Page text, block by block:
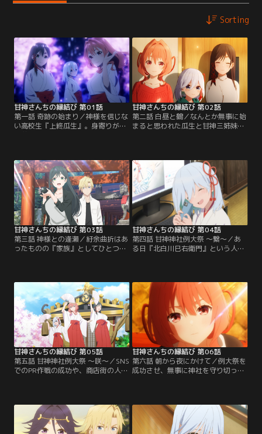
Sorting
甘神さんちの縁結び 第01話
第一話 奇跡の始まり／神様を信じな
い高校生『上終瓜生』。身寄りがな
いて勉強ができると喜ぶが、引き取
り先はなんと神社だった。しかもそ
こには『甘神夜重』『甘神夕奈』
『甘神朝姫』という自分と同年代
で、個性的だが可愛らしい巫女の三
姉妹も暮らしていた。【提供：バン
ダイチャンネル】
甘神さんちの縁結び 第02話
第二話 白昼と鶴／なんとか無事に始
まると思われた瓜生と甘神三姉妹と
なってもらう』と言われて状況は一
変する。将来は医者になるという夢
がある瓜生はもちろん、突然の結婚
話に三姉妹もまた動揺し、困惑す
る。三姉妹は夕奈を中心に、瓜生に
穏便に出ていってもらおうと…。
【提供：バンダイチャンネル】
甘神さんちの縁結び 第03話
第三話 神様との逢瀬／紆余曲折はあ
ったものの『家族』としてひとつ屋
合いをするように』と命じられる。
将来神社を継ぐ気はない瓜生は、お
見合いに乗り気ではなく、また三姉
妹も自分と同じく消極的だろうと予
想するのだが、最初のお見合い相手
である一番年下の朝姫は…。【提
供：バンダイチャンネル】
甘神さんちの縁結び 第04話
第四話 甘神神社例大祭 ～繋～／あ
る日『北白川巳右衛門』という人物
に出すように迫ってくる。なんとし
ても神社を守りたい三姉妹と、彼女
たちの想いを感じた瓜生は『例大祭
で参拝客を5000人集めたら、神社売
却の話を撤回してほしい』と北白川
に申し出る。【提供：バンダイチャ
ンネル】
甘神さんちの縁結び 第05話
第五話 甘神神社例大祭 ～咲～／SNS
でのPR作戦の成功や、商店街の人た
そんな想いに反して参拝客は一向に
増えない。『流石におかしい』と思
う瓜生。その時朝姫からなんと甘神
甘神さんちの縁結び 第06話
第六話 朝から夜にかけて／例大祭を
成功させ、無事に神社を守り切った
たことが忘れられず、まったく集中
ができない状態になってしまう。
『夜重はなぜ自分にキスをしたの